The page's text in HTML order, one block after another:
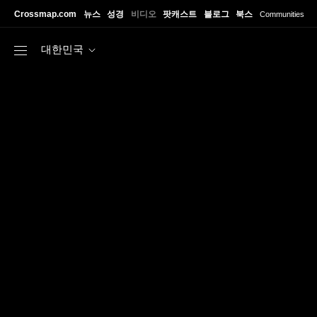
Crossmap.com 뉴스 성경 비디오 팟캐스트 블로그 북스 Communities
대한민국